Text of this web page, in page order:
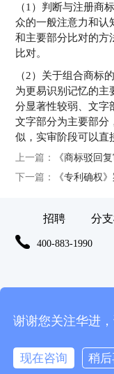
（1）判断与注册商
众的一般注意力和认
和主要部分比对的方
比对。
（2）关于组合商标
为更易识别记忆的主
分显著性较弱、文字
文字部分为主要部分
似，实审阶段可以直
上一篇：
《商标驳回复审》案例二
下一篇：
《专利确权》
招聘 分
400-883-1990
Copyright © 2021 华进联合
ICP备12081038号
谢谢您关注华进
现在咨询 稍